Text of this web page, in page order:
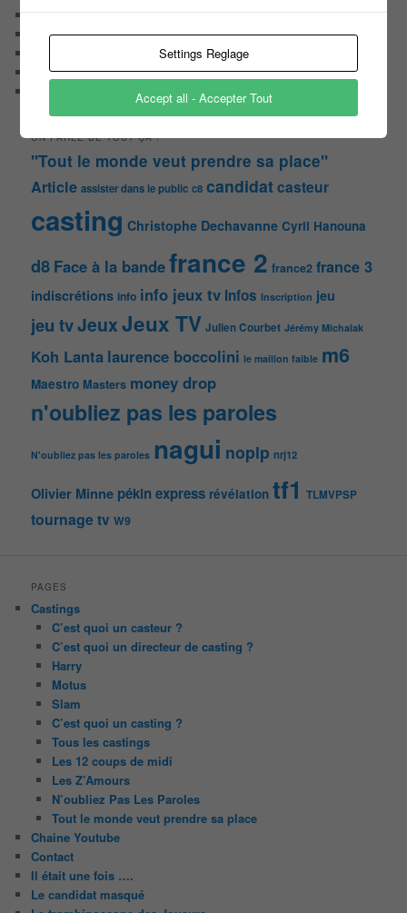
Quizz et jeux
Sondages
uncategorized
Vous avez la parole
ON PARLE DE TOUT ÇA !
"Tout le monde veut prendre sa place"
Article assister dans le public c8 candidatcasteur
casting Christophe Dechavanne Cyril Hanouna
d8 Face à la bandefrance 2 france2 france 3
indiscrétions info info jeux tv Infos Inscription jeu
jeu tvJeuxJeux TV Julien Courbet Jérémy Michalak
Koh Lanta laurence boccolini le maillon faible m6
Maestro Masters money drop
n'oubliez pas les paroles
N'oubliez pas les paroles nagui noplp nrj12
Olivier Minne pékin express révélation tf1 TLMVPSP
tournagetv W9
PAGES
Castings
C’est quoi un casteur ?
C’est quoi un directeur de casting ?
Harry
Motus
Slam
C’est quoi un casting ?
Tous les castings
Les 12 coups de midi
Les Z’Amours
N’oubliez Pas Les Paroles
Tout le monde veut prendre sa place
Chaine Youtube
Contact
Il était une fois ….
Le candidat masqué
Settings Reglage
Accept all - Accepter Tout